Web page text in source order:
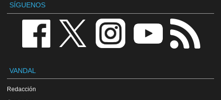
SÍGUENOS
VANDAL
Redacción